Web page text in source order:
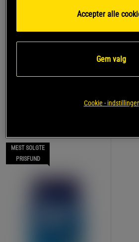
MEST SOLGTE
PRISFUND
Accepter alle
Gem valg
Cookie - indstillinger